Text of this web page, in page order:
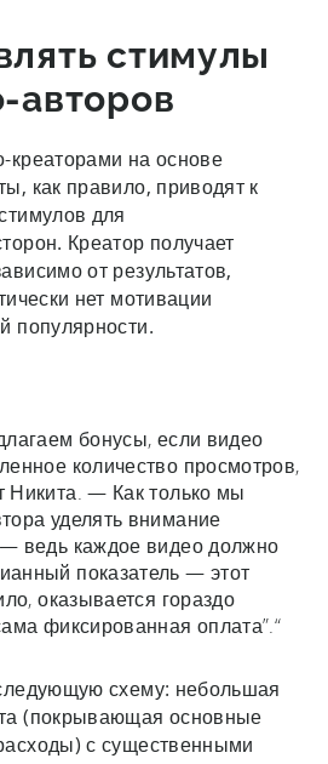
стимулы
авторов
на основе
как правило, приводят к
для
Креатор получает
от результатов,
нет мотивации
популярности.
бонусы, если видео
количество просмотров,
Никита. — Как только мы
уделять внимание
ведь каждое видео должно
показатель — этот
оказывается гораздо
фиксированная оплата”.“
схему: небольшая
(покрывающая основные
с существенными